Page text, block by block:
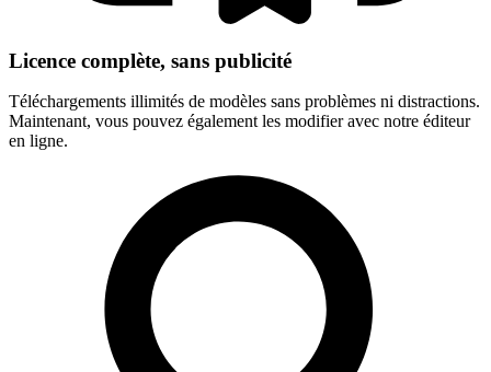
Licence complète, sans publicité
Téléchargements illimités de modèles sans problèmes ni distractions.
Maintenant, vous pouvez également les modifier avec notre éditeur
en ligne.